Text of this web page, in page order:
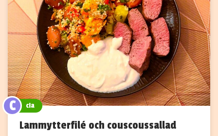
C cia
Lammytterfilé och couscoussallad